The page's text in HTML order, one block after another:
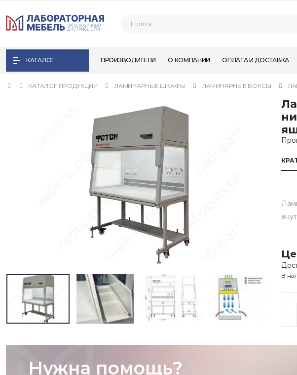
КАТАЛОГ ПРОИЗВОДИТЕЛИ О КОМПАНИИ ОПЛАТА И ДОСТАВКА
КАТАЛОГ ПРОДУКЦИИ ЛАМИНАРНЫЕ ШКАФЫ ЛАМИНАРНЫЕ БОКСЫ
В
Нужна помощь?